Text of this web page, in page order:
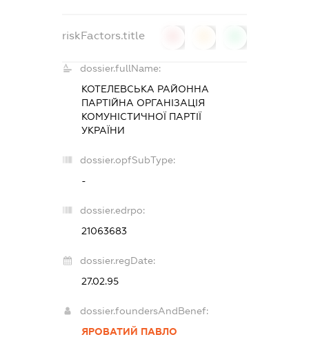
riskFactors.title
dossier.fullName:
КОТЕЛЕВСЬКА РАЙОННА
ПАРТІЙНА ОРГАНІЗАЦІЯ
КОМУНІСТИЧНОЇ ПАРТІЇ
УКРАЇНИ
dossier.opfSubType:
-
dossier.edrpo:
21063683
dossier.regDate:
27.02.95
dossier.foundersAndBenef:
ЯРОВАТИЙ ПАВЛО